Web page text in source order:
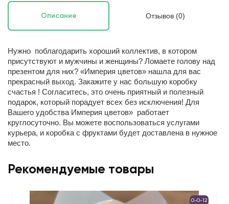
Описание Отзывов (0)
Нужно поблагодарить хороший коллектив, в котором
присутствуют и мужчины и женщины? Ломаете голову над
презентом для них? «Империя цветов» нашла для вас
прекрасный выход. Закажите у нас большую коробку
счастья ! Согласитесь, это очень приятный и полезный
подарок, который порадует всех без исключения! Для
Вашего удобства Империя цветов» работает
круглосуточно. Вы можете воспользоваться услугами
курьера, и коробка с фруктами будет доставлена в нужное
место.
Рекомендуемые товары
0-0-12